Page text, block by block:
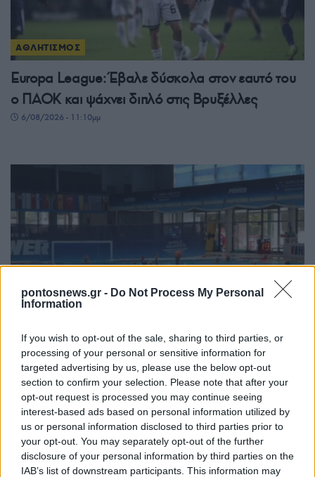
pontosnews.gr - Do Not Process My Personal
Information
If you wish to opt-out of the sale, sharing to third parties, or
processing of your personal or sensitive information for
targeted advertising by us, please use the below opt-out
section to confirm your selection. Please note that after your
opt-out request is processed you may continue seeing
interest-based ads based on personal information utilized by
us or personal information disclosed to third parties prior to
your opt-out. You may separately opt-out of the further
disclosure of your personal information by third parties on the
IAB’s list of downstream participants. This information may
ΑΘΛΗΤΙΣΜΟΣ
Europa League: Έβαλε δύσκολα στον εαυτό του
ο ΠΑΟΚ και ψάχνει διπλό στις Βρυξέλλες
6/08/2026 - 11:10μμ
ΑΘΛΗΤΙΣΜΟΣ
Ισπανία και Ουγγαρία, αλλά την «έκοψε» ο
αλγόριθμος
6/08/2026 - 8:47μμ